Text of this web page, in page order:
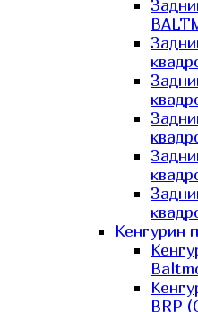
Кенгурин
BRP